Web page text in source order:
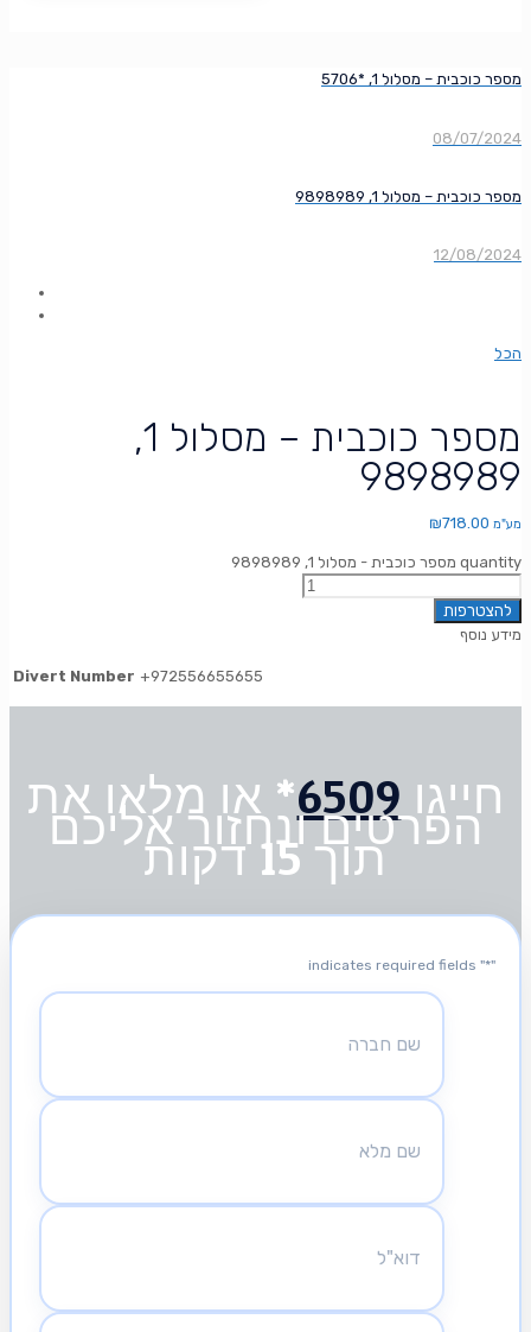
מספר כוכבית – מסלול 1, *5706
08/07/2024
מספר כוכבית – מסלול 1, 9898989
12/08/2024
הכל
מספר כוכבית – מסלול 1,
9898989
₪718.00 מע"מ
מספר כוכבית - מסלול 1, 9898989 quantity
להצטרפות
מידע נוסף
Divert Number +972556655655
חייגו 6509* או מלאו את
הפרטים ונחזור אליכם
תוך 15 דקות
"
*
" indicates required fields